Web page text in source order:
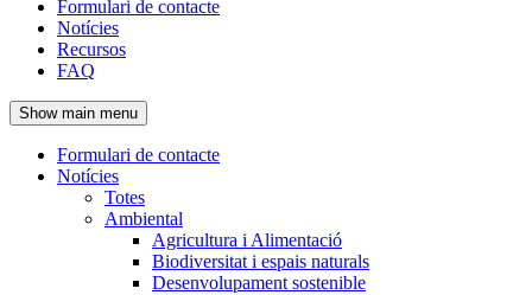
Navegació
principal
de
l'encapçalament
Formulari de contacte
Notícies
Recursos
FAQ
Show main menu
Navegació
principal
Formulari de contacte
Notícies
Totes
Ambiental
Agricultura i Alimentació
Biodiversitat i espais naturals
Desenvolupament sostenible